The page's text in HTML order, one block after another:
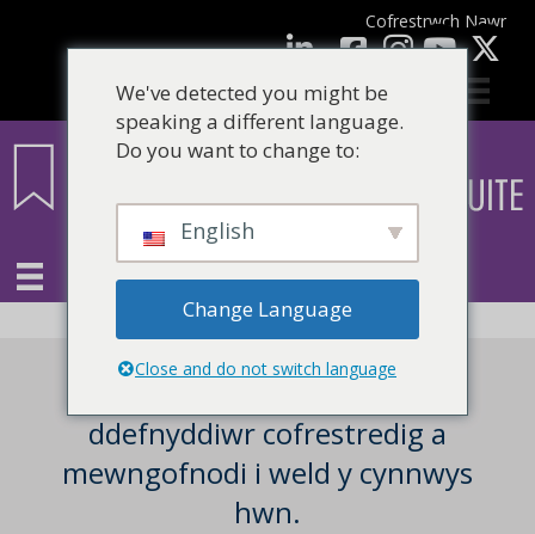
Cofrestrwch Nawr
LinkedInfacebook YouTube
Mae angen i chi fod yn
ddefnyddiwr cofrestredig a
mewngofnodi i weld y cynnwys
hwn.
We've detected you might be
speaking a different language.
Do you want to change to:
English
Change Language
Close and do not switch language